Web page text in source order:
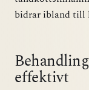
bidrar ibland till
effektivt